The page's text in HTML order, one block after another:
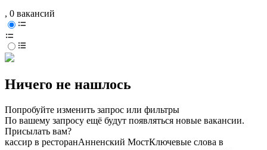
, 0 вакансий
Ничего не нашлось
Попробуйте изменить запрос или фильтры
По вашему запросу ещё будут появляться новые вакансии.
Присылать вам?
кассир в ресторанАнненский МостКлючевые слова в